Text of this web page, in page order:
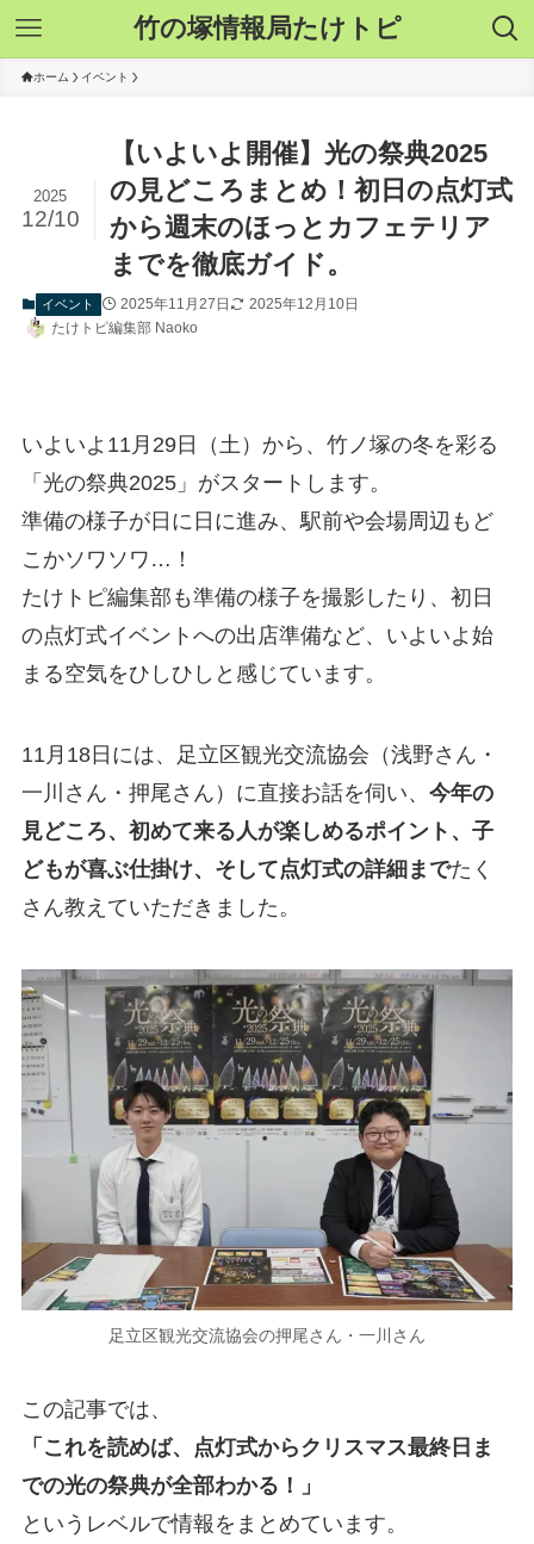
竹の塚情報局たけトピ
ホーム イベント
【いよいよ開催】光の祭典2025
の見どころまとめ！初日の点灯式
から週末のほっとカフェテリア
までを徹底ガイド。
2025
12/10
イベント 2025年11月27日
2025年12月10日
たけトピ編集部 Naoko
いよいよ11月29日（土）から、竹ノ塚の冬を彩る
「光の祭典2025」がスタートします。
準備の様子が日に日に進み、駅前や会場周辺もど
こかソワソワ…！
たけトピ編集部も準備の様子を撮影したり、初日
の点灯式イベントへの出店準備など、いよいよ始
まる空気をひしひしと感じています。
11月18日には、足立区観光交流協会（浅野さん・
一川さん・押尾さん）に直接お話を伺い、 今年の
見どころ、初めて来る人が楽しめるポイント、子
どもが喜ぶ仕掛け、そして点灯式の詳細までたく
さん教えていただきました。
足立区観光交流協会の押尾さん・一川さん
この記事では、
「これを読めば、点灯式からクリスマス最終日ま
での光の祭典が全部わかる！」
というレベルで情報をまとめています。